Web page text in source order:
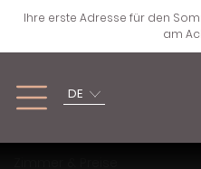
DE
Ihre erste Adresse für den
am